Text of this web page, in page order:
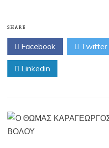
SHARE
Facebook Twitter
Linkedin